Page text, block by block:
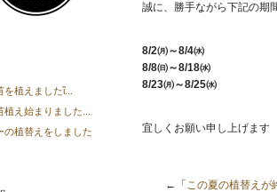
誠に、勝手ながら下記の期
8/2㈪～8/4㈬
8/8㈰～8/18㈬
8/23㈪～8/25㈬
宜しくお願い申し上げます
←「 この夏の植替えが
植えましたἳ...
え始まりました...
の植替えをしました